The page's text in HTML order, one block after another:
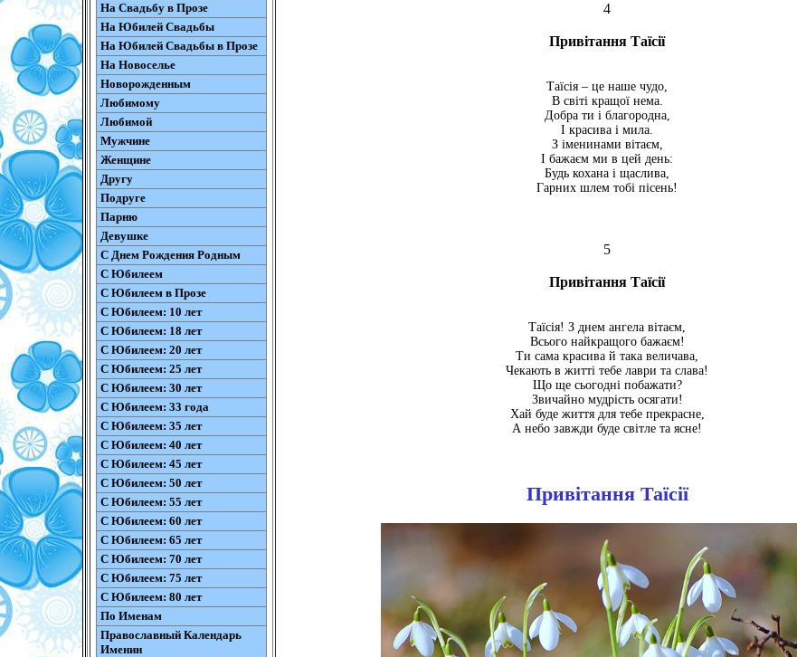
На Свадьбу в Прозе
На Юбилей Свадьбы
На Юбилей Свадьбы в Прозе
На Новоселье
Новорожденным
Любимому
Любимой
Мужчине
Женщине
Другу
Подруге
Парню
Девушке
С Днем Рождения Родным
С Юбилеем
С Юбилеем в Прозе
С Юбилеем: 10 лет
С Юбилеем: 18 лет
С Юбилеем: 20 лет
С Юбилеем: 25 лет
С Юбилеем: 30 лет
С Юбилеем: 33 года
С Юбилеем: 35 лет
С Юбилеем: 40 лет
С Юбилеем: 45 лет
С Юбилеем: 50 лет
С Юбилеем: 55 лет
С Юбилеем: 60 лет
С Юбилеем: 65 лет
С Юбилеем: 70 лет
С Юбилеем: 75 лет
С Юбилеем: 80 лет
По Именам
Православный Календарь
Именин
4
Привітання Таїсії
Таїсія – це наше чудо,
В світі кращої нема.
Добра ти і благородна,
І красива і мила.
З іменинами вітаєм,
І бажаєм ми в цей день:
Будь кохана і щаслива,
Гарних шлем тобі пісень!
5
Привітання Таїсії
Таїсія! З днем ангела вітаєм,
Всього найкращого бажаєм!
Ти сама красива й така величава,
Чекають в житті тебе лаври та слава!
Що ще сьогодні побажати?
Звичайно мудрість осягати!
Хай буде життя для тебе прекрасне,
А небо завжди буде світле та ясне!
Привітання Таїсії